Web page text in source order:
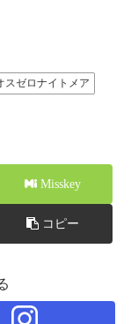
スゼロナイトメア
Misskey
コピー